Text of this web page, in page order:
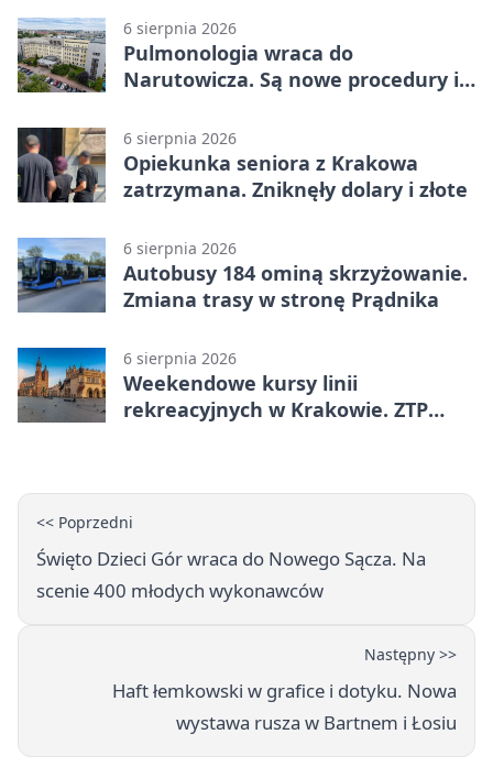
6 sierpnia 2026
Pulmonologia wraca do
Narutowicza. Są nowe procedury i
6 sierpnia 2026
Opiekunka seniora z Krakowa
zatrzymana. Zniknęły dolary i złote
6 sierpnia 2026
Autobusy 184 ominą skrzyżowanie.
Zmiana trasy w stronę Prądnika
6 sierpnia 2026
Weekendowe kursy linii
rekreacyjnych w Krakowie. ZTP
<< Poprzedni
Święto Dzieci Gór wraca do Nowego Sącza. Na
scenie 400 młodych wykonawców
Następny >>
Haft łemkowski w grafice i dotyku. Nowa
wystawa rusza w Bartnem i Łosiu